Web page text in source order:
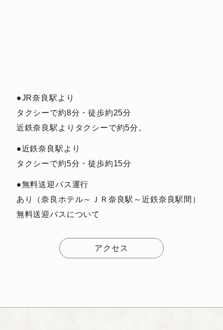
●JR奈良駅より
タクシーで約8分・徒歩約25分
近鉄奈良駅よりタクシーで約5分。
●近鉄奈良駅より
タクシーで約5分・徒歩約15分
●無料送迎バス運行
あり（奈良ホテル～ＪＲ奈良駅～近鉄奈良駅間）
無料送迎バスについて
アクセス